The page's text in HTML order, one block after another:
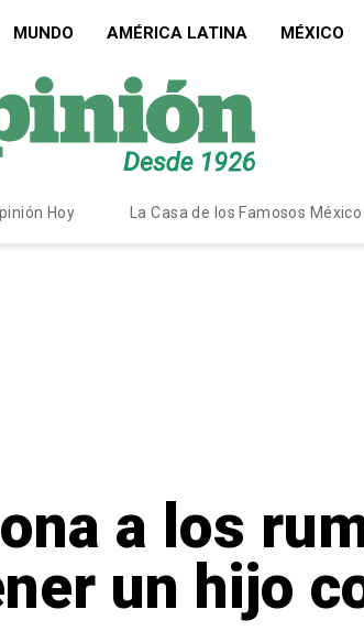
MUNDO AMÉRICA LATINA MÉXICO
Hoy La Casa de los Famosos México
a los
un hijo